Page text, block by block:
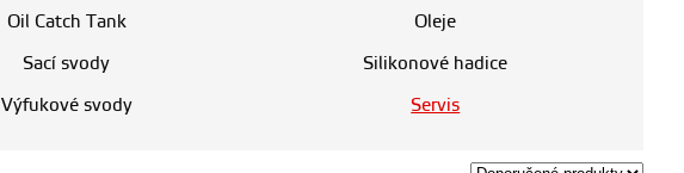
Oil Catch Tank
Oleje
Sací svody
Silikonové hadice
Výfukové svody Servis